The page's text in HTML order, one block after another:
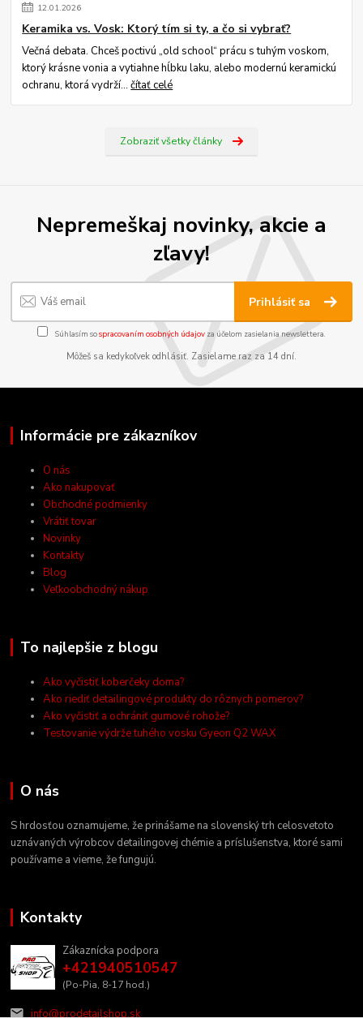
12.01.2026
Keramika vs. Vosk: Ktorý tím si ty, a čo si vybrať?
Večná debata. Chceš poctivú „old school“ prácu s tuhým voskom,
ktorý krásne vonia a vytiahne hĺbku laku, alebo modernú keramickú
ochranu, ktorá vydrží...čítať celé
Zobraziť všetky články
Nepremeškaj novinky, akcie a
zľavy!
Prihlásiť sa
Súhlasím sospracovaním osobných údajov za účelom zasielania newslettera.
Môžeš sa kedykoľvek odhlásiť. Zasielame raz za 14 dní.
Informácie pre zákazníkov
O nás
Ako nakupovať
Obchodné podmienky
Vrátiť tovar
Novinky
Kontakty
Blog
Veľkoobchodný nákup
To najlepšie z blogu
Ako vyčistiť koberčeky doma?
Ako riediť detailingové produkty do rôznych pomerov?
Ako vyčistiť a ochrániť gumové rohože?
Testovanie výdrže tuhého vosku Gyeon Q2 WAX
O nás
S hrdosťou oznamujeme, že prinášame na slovenský trh celosvetoto
uznávaných výrobcov detailingovej chémie a príslušenstva, ktoré sami
používame a vieme, že fungujú.
Kontakty
Zákaznícka podpora
+421940510547
(Po-Pia, 8-17 hod.)
info@prodetailshop.sk